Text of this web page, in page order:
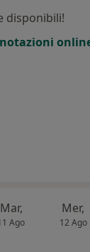
disponibili!
Mar,
Ago
Mer,
12 Ago